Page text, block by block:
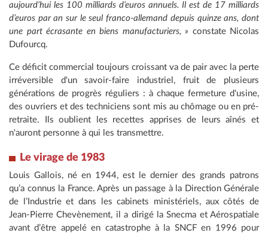
aujourd’hui les 100 milliards d’euros annuels. Il est de 17 milliards
d’euros par an sur le seul franco-allemand depuis quinze ans, dont
une part écrasante en biens manufacturiers, » constate Nicolas
Dufourcq.
Ce déficit commercial toujours croissant va de pair avec la perte
irréversible d'un savoir-faire industriel, fruit de plusieurs
générations de progrès réguliers : à chaque fermeture d'usine,
des ouvriers et des techniciens sont mis au chômage ou en pré-
retraite. Ils oublient les recettes apprises de leurs aînés et
n'auront personne à qui les transmettre.
Le virage de 1983
Louis Gallois, né en 1944, est le dernier des grands patrons
qu’a connus la France. Après un passage à la Direction Générale
de l’Industrie et dans les cabinets ministériels, aux côtés de
Jean-Pierre Chevènement, il a dirigé la Snecma et Aérospatiale
avant d’être appelé en catastrophe à la SNCF en 1996 pour